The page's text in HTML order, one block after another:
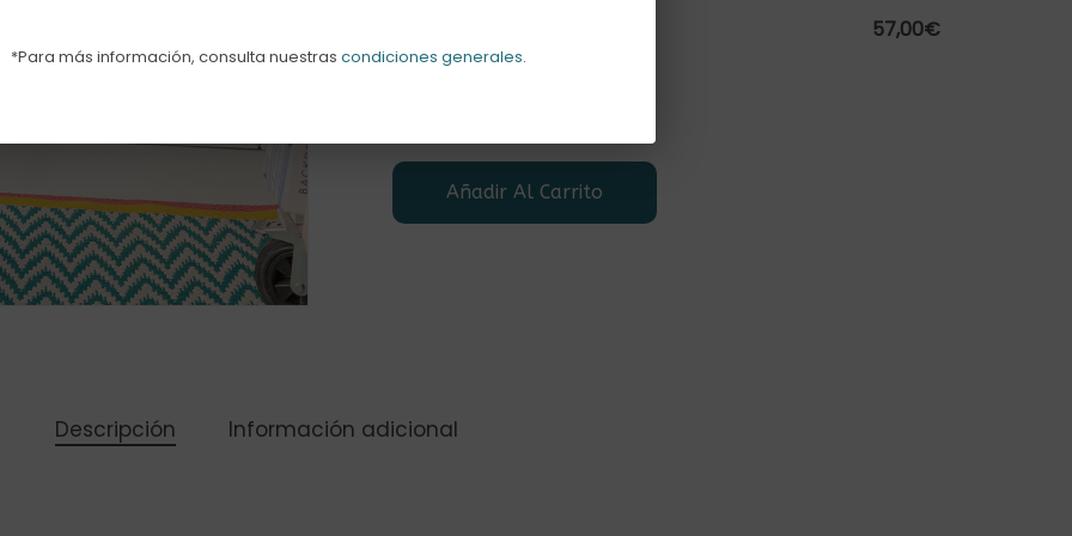
57,00€
Añadir Al Carrito
Descripción Información adicional
*Para más información, consulta nuestras condiciones generales.